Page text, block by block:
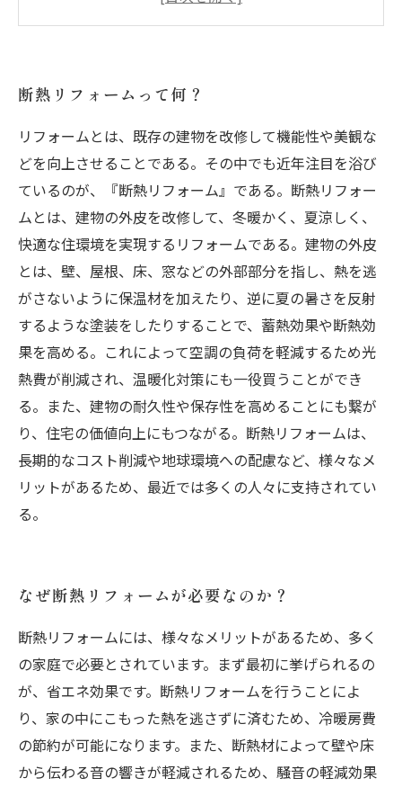
断熱リフォームって何？
リフォームとは、既存の建物を改修して機能性や美観な
どを向上させることである。その中でも近年注目を浴び
ているのが、『断熱リフォーム』である。断熱リフォー
ムとは、建物の外皮を改修して、冬暖かく、夏涼しく、
快適な住環境を実現するリフォームである。建物の外皮
とは、壁、屋根、床、窓などの外部部分を指し、熱を逃
がさないように保温材を加えたり、逆に夏の暑さを反射
するような塗装をしたりすることで、蓄熱効果や断熱効
果を高める。これによって空調の負荷を軽減するため光
熱費が削減され、温暖化対策にも一役買うことができ
る。また、建物の耐久性や保存性を高めることにも繋が
り、住宅の価値向上にもつながる。断熱リフォームは、
長期的なコスト削減や地球環境への配慮など、様々なメ
リットがあるため、最近では多くの人々に支持されてい
る。
なぜ断熱リフォームが必要なのか？
断熱リフォームには、様々なメリットがあるため、多く
の家庭で必要とされています。まず最初に挙げられるの
が、省エネ効果です。断熱リフォームを行うことによ
り、家の中にこもった熱を逃さずに済むため、冷暖房費
の節約が可能になります。また、断熱材によって壁や床
から伝わる音の響きが軽減されるため、騒音の軽減効果